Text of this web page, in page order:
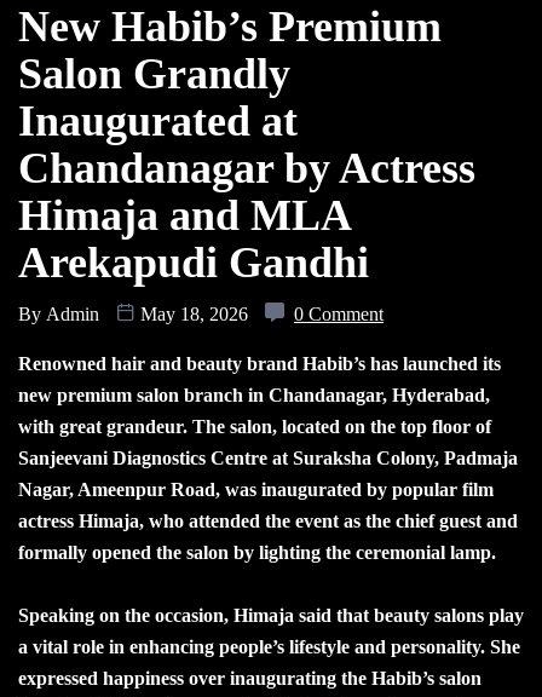
New Habib’s Premium
Salon Grandly
Inaugurated at
Chandanagar by Actress
Himaja and MLA
Arekapudi Gandhi
By Admin May 18, 2026 0 Comment
Renowned hair and beauty brand Habib’s has launched its
new premium salon branch in Chandanagar, Hyderabad,
with great grandeur. The salon, located on the top floor of
Sanjeevani Diagnostics Centre at Suraksha Colony, Padmaja
Nagar, Ameenpur Road, was inaugurated by popular film
actress Himaja, who attended the event as the chief guest and
formally opened the salon by lighting the ceremonial lamp.
Speaking on the occasion, Himaja said that beauty salons play
a vital role in enhancing people’s lifestyle and personality. She
expressed happiness over inaugurating the Habib’s salon